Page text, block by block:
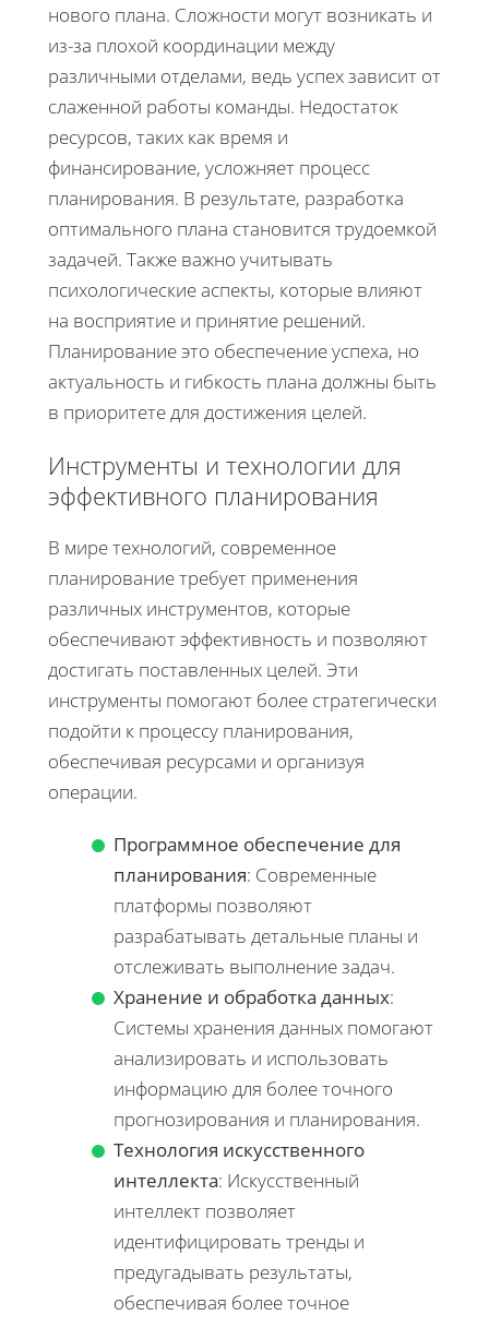
нового плана. Сложности могут возникать и
из-за плохой координации между
различными отделами, ведь успех зависит от
слаженной работы команды. Недостаток
ресурсов, таких как время и
финансирование, усложняет процесс
планирования. В результате, разработка
оптимального плана становится трудоемкой
задачей. Также важно учитывать
психологические аспекты, которые влияют
на восприятие и принятие решений.
Планирование это обеспечение успеха, но
актуальность и гибкость плана должны быть
в приоритете для достижения целей.
Инструменты и технологии для
эффективного планирования
В мире технологий, современное
планирование требует применения
различных инструментов, которые
обеспечивают эффективность и позволяют
достигать поставленных целей. Эти
инструменты помогают более стратегически
подойти к процессу планирования,
обеспечивая ресурсами и организуя
операции.
Программное обеспечение для
планирования: Современные
платформы позволяют
разрабатывать детальные планы и
отслеживать выполнение задач.
Хранение и обработка данных:
Системы хранения данных помогают
анализировать и использовать
информацию для более точного
прогнозирования и планирования.
Технология искусственного
интеллекта: Искусственный
интеллект позволяет
идентифицировать тренды и
предугадывать результаты,
обеспечивая более точное